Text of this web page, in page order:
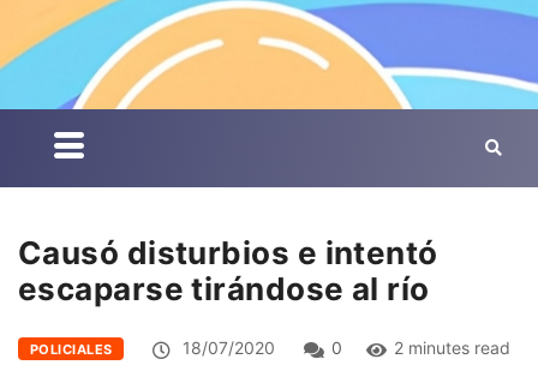
Causó disturbios e intentó
escaparse tirándose al río
POLICIALES 18/07/2020 0 2 minutes read